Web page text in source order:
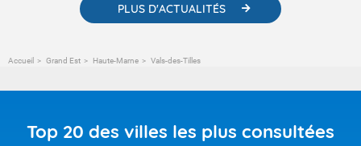
PLUS D'ACTUALITÉS
Accueil Grand Est Haute-Marne Vals-des-Tilles
Top 20 des villes les plus consultées